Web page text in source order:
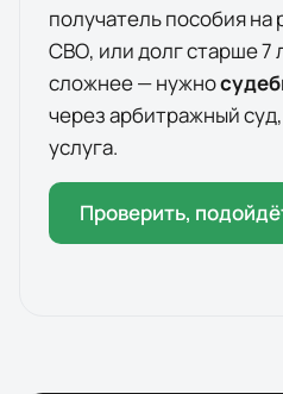
получатель пособия на
СВО, или долг старше 7
сложнее — нужно
через арбитражный
услуга.
Проверить,